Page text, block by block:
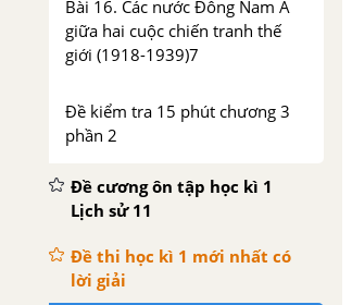
Bài 16. Các nước Đông Nam Á
giữa hai cuộc chiến tranh thế
giới (1918-1939)7
Đề kiểm tra 15 phút chương 3
phần 2
Đề cương ôn tập học kì 1
Lịch sử 11
Đề thi học kì 1 mới nhất có
lời giải